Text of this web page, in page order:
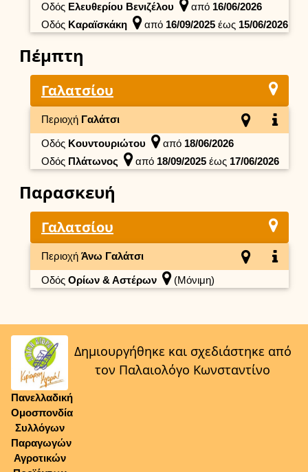
Οδός Ελευθερίου Βενιζέλου από 16/06/2026
Οδός Καραϊσκάκη από 16/09/2025 έως 15/06/2026
Πέμπτη
Γαλατσίου
Περιοχή Γαλάτσι
Οδός Κουντουριώτου από 18/06/2026
Οδός Πλάτωνος από 18/09/2025 έως 17/06/2026
Παρασκευή
Γαλατσίου
Περιοχή Άνω Γαλάτσι
Οδός Ορίων & Αστέρων (Μόνιμη)
Πανελλαδική
Ομοσπονδία
Συλλόγων
Παραγωγών
Αγροτικών
Δημιουργήθηκε και σχεδιάστηκε από
τον Παλαιολόγο Κωνσταντίνο